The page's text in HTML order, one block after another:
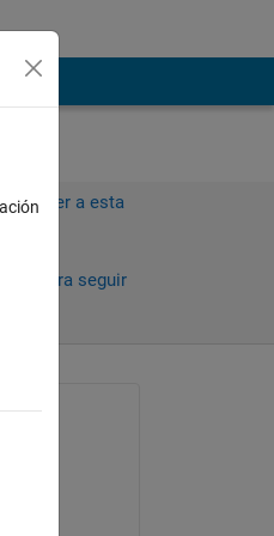
a esta
para seguir